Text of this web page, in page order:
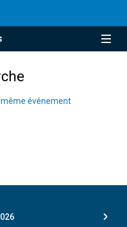
même événement